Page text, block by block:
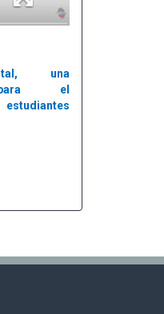
una
para el
estudiantes